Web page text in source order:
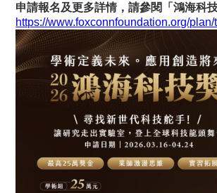
申請報名及更多詳情，請參閱「鴻海科
https://www.foxconnfoundation.org/